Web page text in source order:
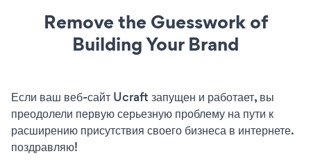
Remove the Guesswork of
Building Your Brand
Если ваш веб-сайт Ucraft запущен и работает, вы
преодолели первую серьезную проблему на пути к
расширению присутствия своего бизнеса в интернете.
поздравляю!